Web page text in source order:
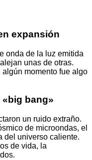
expansión
onda de la luz emitida
unas de otras.
momento fue algo
«big bang»
un ruido extraño.
de microondas, el
del universo caliente.
de vida, la